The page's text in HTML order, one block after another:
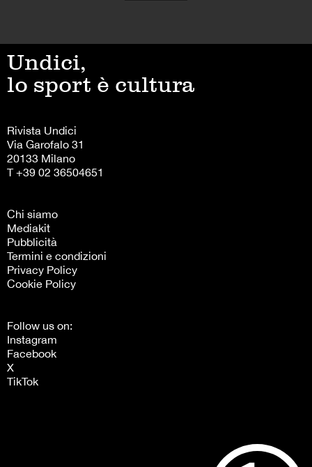
Undici,
lo sport è cultura
Rivista Undici
Via Garofalo 31
20133 Milano
T +39 02 36504651
Chi siamo
Mediakit
Pubblicità
Termini e condizioni
Privacy Policy
Cookie Policy
Follow us on:
Instagram
Facebook
X
TikTok